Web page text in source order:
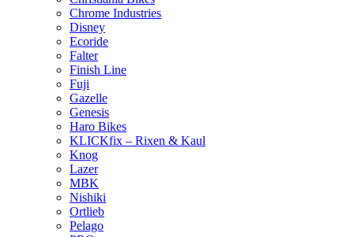
Chrome Industries
Disney
Ecoride
Falter
Finish Line
Fuji
Gazelle
Genesis
Haro Bikes
KLICKfix – Rixen & Kaul
Knog
Lazer
MBK
Nishiki
Ortlieb
Pelago